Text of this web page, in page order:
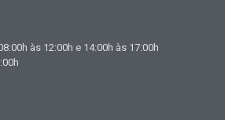
às 12:00h e 14:00h às 17:00h